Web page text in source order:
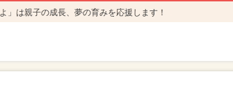
」は親子の成長、夢の育みを応援します！